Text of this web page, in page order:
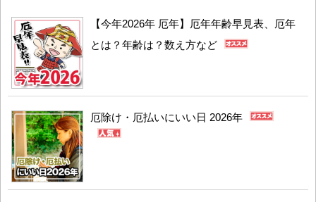
【今年2026年 厄年】厄年年齢早見表、厄年
とは？年齢は？数え方など
厄除け・厄払いにいい日 2026年